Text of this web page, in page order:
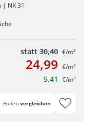
| NK 31
statt 30,40 €/m²
24,99 €/m²
5,41 €/m²
Boden vergleichen